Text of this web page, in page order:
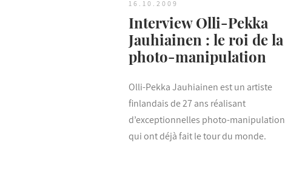
16.10.2009
Interview Olli-Pekka
Jauhiainen : le roi de la
photo-manipulation
Olli-Pekka Jauhiainen est un artiste
finlandais de 27 ans réalisant
d’exceptionnelles photo-manipulation
qui ont déjà fait le tour du monde.